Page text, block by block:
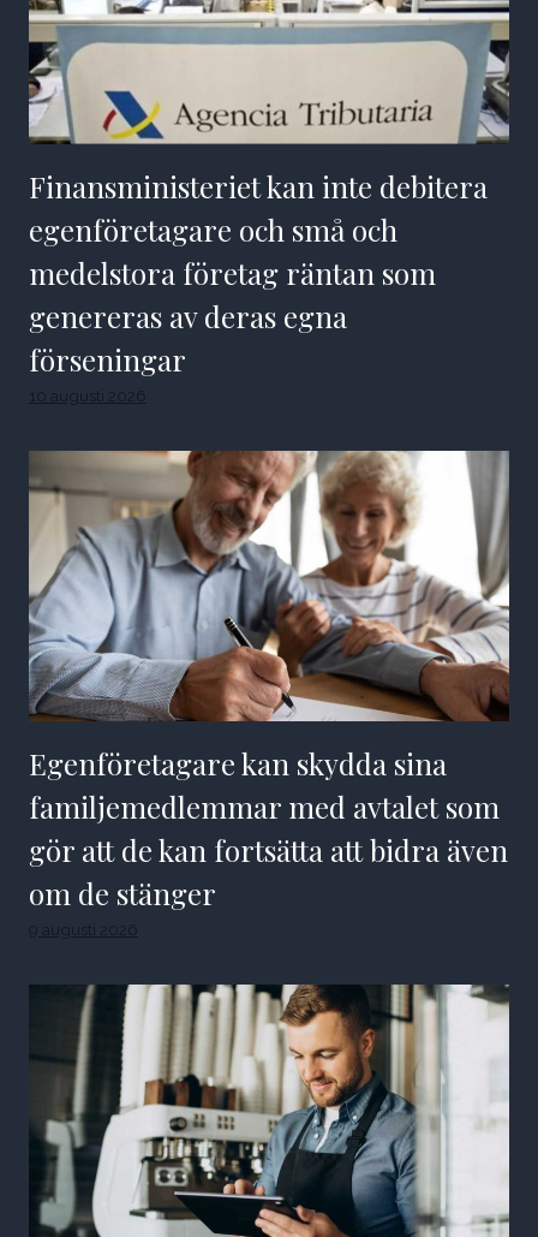
Finansministeriet kan inte debitera
egenföretagare och små och
medelstora företag räntan som
genereras av deras egna
förseningar
10 augusti 2026
Egenföretagare kan skydda sina
familjemedlemmar med avtalet som
gör att de kan fortsätta att bidra även
om de stänger
9 augusti 2026